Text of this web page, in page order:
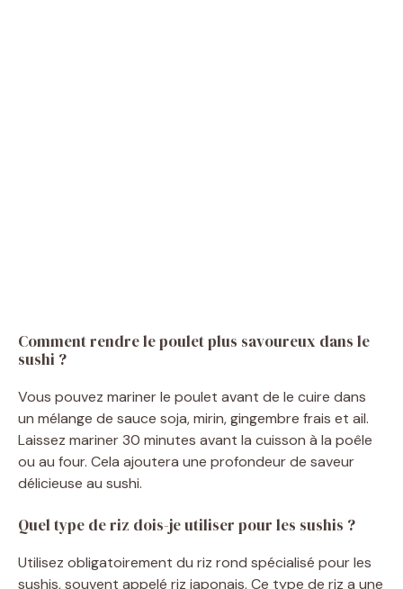
Comment rendre le poulet plus savoureux dans le
sushi ?
Vous pouvez mariner le poulet avant de le cuire dans
un mélange de sauce soja, mirin, gingembre frais et ail.
Laissez mariner 30 minutes avant la cuisson à la poêle
ou au four. Cela ajoutera une profondeur de saveur
délicieuse au sushi.
Quel type de riz dois-je utiliser pour les sushis ?
Utilisez obligatoirement du riz rond spécialisé pour les
sushis, souvent appelé riz japonais. Ce type de riz a une